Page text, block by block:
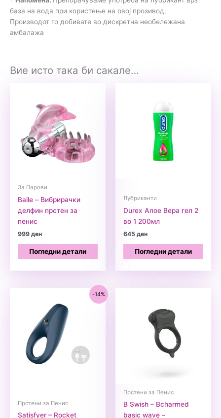
база на вода при користење на овој прозивод.
Производот го добивате во дискретна необележана
амбалажа
Вие исто така би сакале…
За Парови
Baile – Вибрирачки
делфин прстен за
пенис
999ден
Погледни детали
Лубриканти
Durex Алое Вера гел 2
во 1 200мл
645ден
Погледни детали
-14%
Прстени за Пенис
Satisfyer – Rocket
Прстени за Пенис
B Swish – Bcharmed
basic wave –